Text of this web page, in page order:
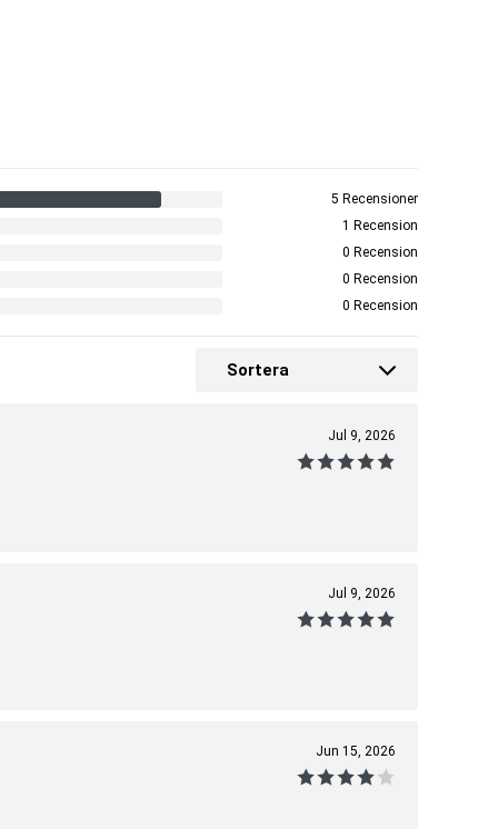
5 Recensioner
1 Recension
0 Recension
0 Recension
0 Recension
Sortera
Jul 9, 2026
Jul 9, 2026
Jun 15, 2026